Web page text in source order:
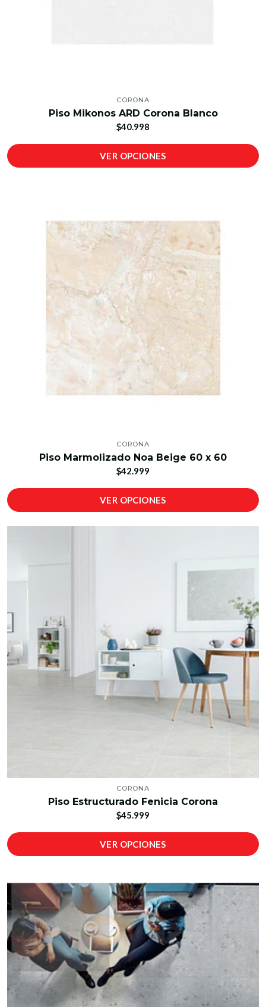
CORONA
Piso Mikonos ARD Corona Blanco
$40.998
VER OPCIONES
CORONA
Piso Marmolizado Noa Beige 60 x 60
$42.999
VER OPCIONES
CORONA
Piso Estructurado Fenicia Corona
$45.999
VER OPCIONES